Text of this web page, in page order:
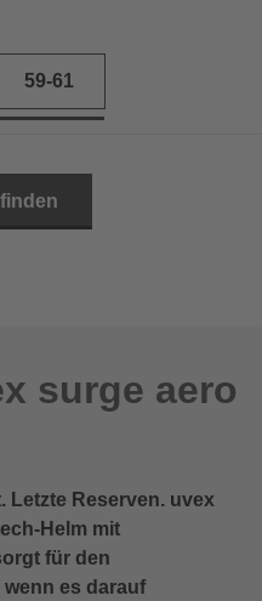
59-61
surge aero
Letzte Reserven. uvex
Helm mit
für den
es darauf